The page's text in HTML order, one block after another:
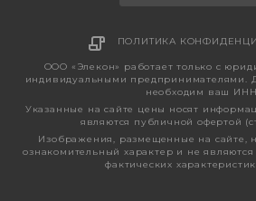
ПОЛИТИКА
ООО «Элекон» работает только с
индивидуальными предпринимателями.
необходим ваш
Указанные на сайте цены носят
являются публичной офертой
Изображения, размещенные на сайте,
ознакомительный характер и не
фактических